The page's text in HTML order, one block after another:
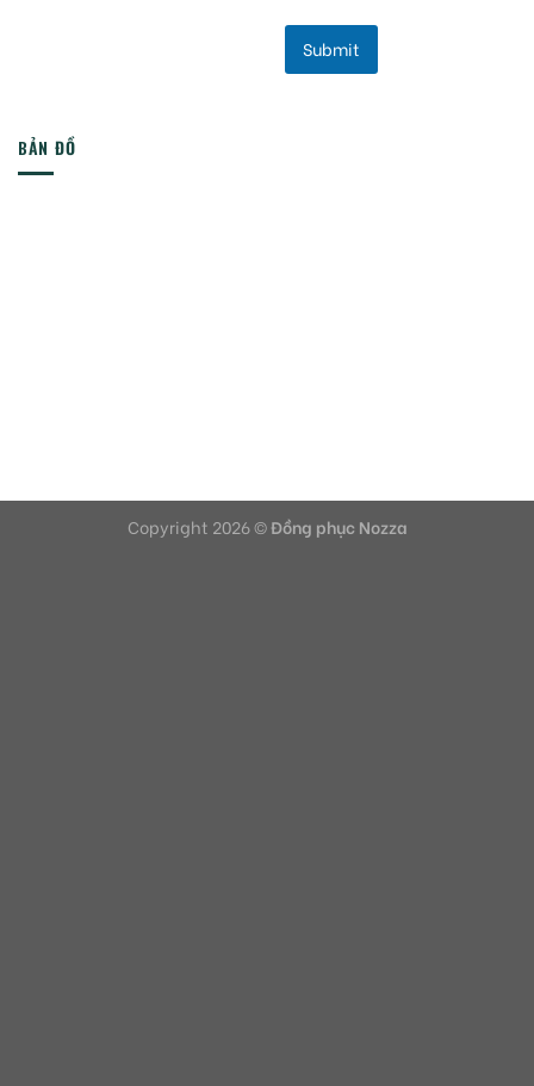
Submit
BẢN ĐỒ
Copyright 2026 ©Đồng phục Nozza